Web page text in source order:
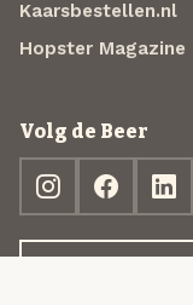
Kaarsbestellen.nl
Hopster Magazine
Volg de Beer